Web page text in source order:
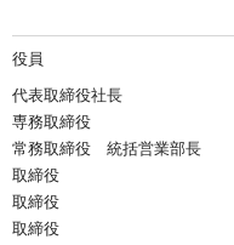
役員
代表取締役社長
専務取締役
常務取締役 統括営業部長
取締役
取締役
取締役